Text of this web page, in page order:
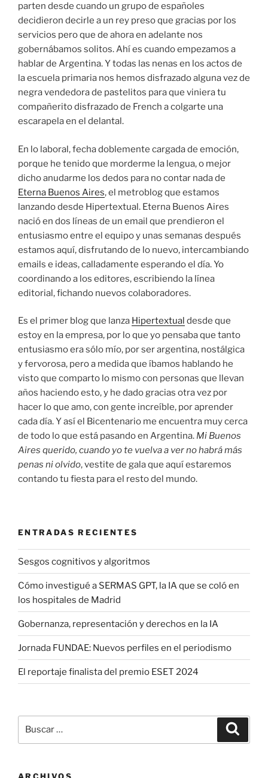
parten desde cuando un grupo de españoles
decidieron decirle a un rey preso que gracias por los
servicios pero que de ahora en adelante nos
gobernábamos solitos. Ahí es cuando empezamos a
hablar de Argentina. Y todas las nenas en los actos de
la escuela primaria nos hemos disfrazado alguna vez de
negra vendedora de pastelitos para que viniera tu
compañerito disfrazado de French a colgarte una
escarapela en el delantal.
En lo laboral, fecha doblemente cargada de emoción,
porque he tenido que morderme la lengua, o mejor
dicho anudarme los dedos para no contar nada de
Eterna Buenos Aires, el metroblog que estamos
lanzando desde Hipertextual. Eterna Buenos Aires
nació en dos líneas de un email que prendieron el
entusiasmo entre el equipo y unas semanas después
estamos aquí, disfrutando de lo nuevo, intercambiando
emails e ideas, calladamente esperando el día. Yo
coordinando a los editores, escribiendo la línea
editorial, fichando nuevos colaboradores.
Es el primer blog que lanza Hipertextual desde que
estoy en la empresa, por lo que yo pensaba que tanto
entusiasmo era sólo mío, por ser argentina, nostálgica
y fervorosa, pero a medida que íbamos hablando he
visto que comparto lo mismo con personas que llevan
años haciendo esto, y he dado gracias otra vez por
hacer lo que amo, con gente increíble, por aprender
cada día. Y así el Bicentenario me encuentra muy cerca
de todo lo que está pasando en Argentina. Mi Buenos
Aires querido, cuando yo te vuelva a ver no habrá más
penas ni olvido, vestite de gala que aquí estaremos
contando tu fiesta para el resto del mundo.
ENTRADAS RECIENTES
Sesgos cognitivos y algoritmos
Cómo investigué a SERMAS GPT, la IA que se coló en
los hospitales de Madrid
Gobernanza, representación y derechos en la IA
Jornada FUNDAE: Nuevos perfiles en el periodismo
El reportaje finalista del premio ESET 2024
por:
ARCHIVOS